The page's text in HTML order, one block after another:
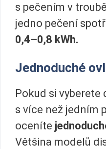
s pečením v troubě
jedno pečení
0,4–0,8 kWh.
Jednoduché
Pokud si vyberete
s více než jedním
oceníte
Většina modelů